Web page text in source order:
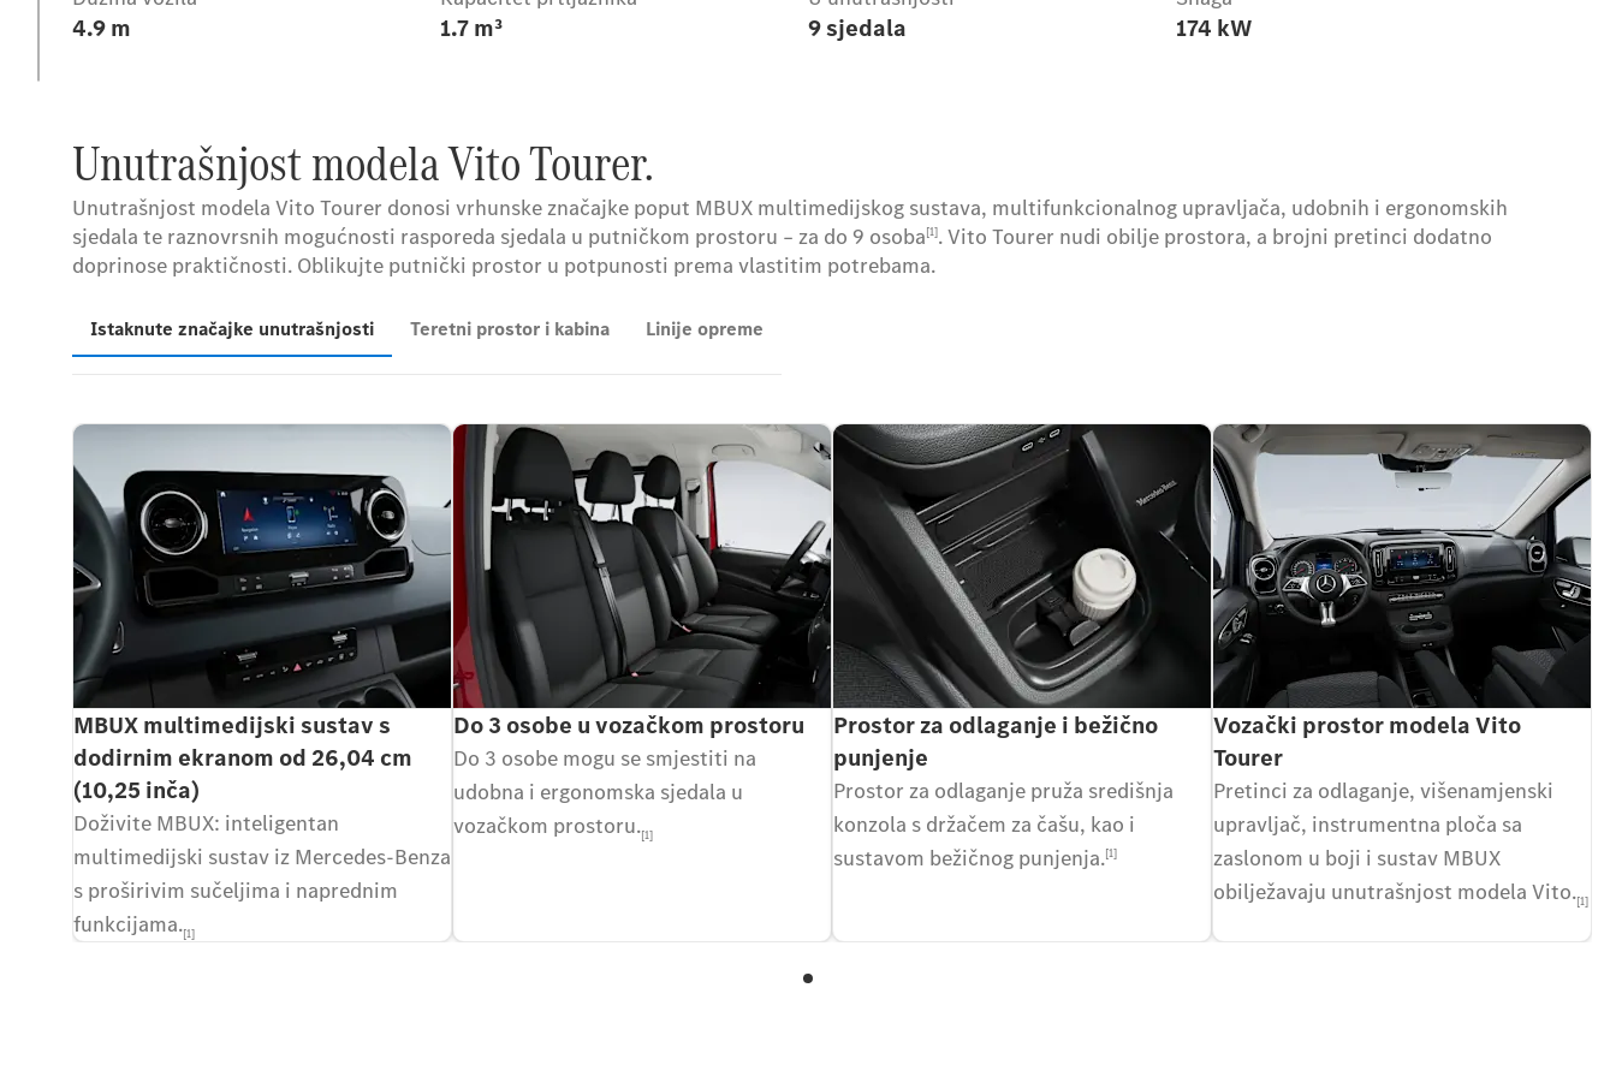
4.9 m 1.7 m³ 9 sjedala 174 kW
Unutrašnjost modela Vito Tourer.
Unutrašnjost modela Vito Tourer donosi vrhunske značajke poput MBUX multimedijskog sustava, multifunkcionalnog upravljača, udobnih i ergonomskih
sjedala te raznovrsnih mogućnosti rasporeda sjedala u putničkom prostoru – za do 9 osoba[1]. Vito Tourer nudi obilje prostora, a brojni pretinci dodatno
doprinose praktičnosti. Oblikujte putnički prostor u potpunosti prema vlastitim potrebama.
Istaknute značajke unutrašnjosti Teretni prostor i kabina Linije opreme
MBUX multimedijski sustav s
dodirnim ekranom od 26,04 cm
(10,25 inča)
Doživite MBUX: inteligentan
multimedijski sustav iz Mercedes-Benza
s proširivim sučeljima i naprednim
funkcijama.[1]
Do 3 osobe u vozačkom prostoru
Do 3 osobe mogu se smjestiti na
udobna i ergonomska sjedala u
vozačkom prostoru.[1]
Prostor za odlaganje i bežično
punjenje
Prostor za odlaganje pruža središnja
konzola s držačem za čašu, kao i
sustavom bežičnog punjenja.[1]
Vozački prostor modela Vito
Tourer
Pretinci za odlaganje, višenamjenski
upravljač, instrumentna ploča sa
zaslonom u boji i sustav MBUX
obilježavaju unutrašnjost modela Vito.[1]